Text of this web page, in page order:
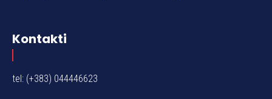
Kontakti
tel: (+383) 044446623